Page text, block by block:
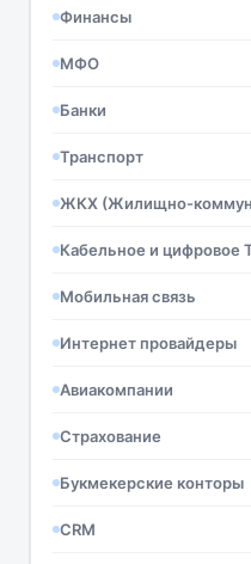
Финансы
МФО
Банки
Транспорт
ЖКХ (Жилищно-
Кабельное и цифровое
Мобильная связь
Интернет провайдеры
Авиакомпании
Страхование
Букмекерские конторы
CRM